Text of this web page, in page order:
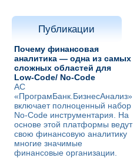
Публикации
Почему финансовая
аналитика — одна из самых
сложных областей для
Low-Code/ No-Code
АС
«ПрограмБанк.БизнесАнализ»
включает полноценный набор
No-Code инструментария. На
основе этой платформы ведут
свою финансовую аналитику
многие значимые
финансовые организации.